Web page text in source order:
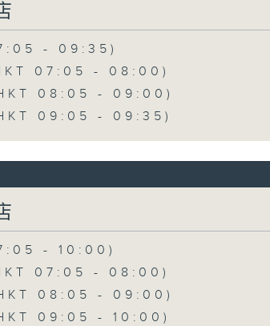
- 09:35)
07:05 - 08:00)
08:05 - 09:00)
09:05 - 09:35)
- 10:00)
07:05 - 08:00)
08:05 - 09:00)
09:05 - 10:00)